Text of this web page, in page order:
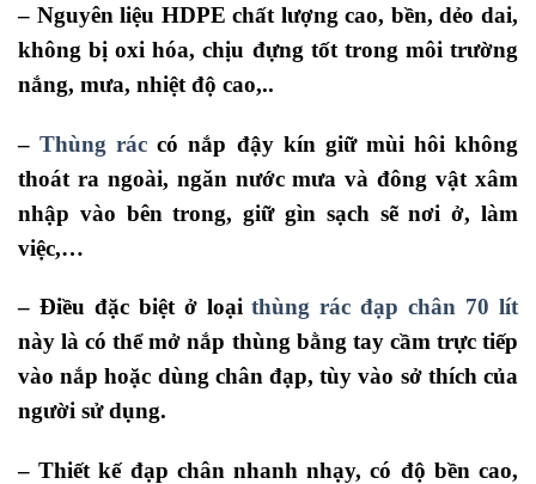
– Nguyên liệu HDPE chất lượng cao, bền, dẻo dai,
không bị oxi hóa, chịu đựng tốt trong môi trường
nắng, mưa, nhiệt độ cao,..
–Thùng rác có nắp đậy kín giữ mùi hôi không
thoát ra ngoài, ngăn nước mưa và đông vật xâm
nhập vào bên trong, giữ gìn sạch sẽ nơi ở, làm
việc,…
– Điều đặc biệt ở loại thùng rác đạp chân 70 lít
này là có thể mở nắp thùng bằng tay cầm trực tiếp
vào nắp hoặc dùng chân đạp, tùy vào sở thích của
người sử dụng.
– Thiết kế đạp chân nhanh nhạy, có độ bền cao,